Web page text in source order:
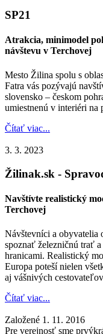
SP21
Atrakcia, minimodel
návštevu v Terchovej
Mesto Žilina spolu s
Fatra vás pozývajú
slovensko – českom
umiestnenú v interiéri na
Čítať viac...
3. 3. 2023
Žilinak.sk -
Navštívte realistický
Terchovej
Návštevníci a obyvatelia
spoznať železničnú trať
hranicami. Realistický
Europa poteší nielen
aj vášnivých
Čítať viac...
Založené 1. 11. 2016
Pre verejnosť sme